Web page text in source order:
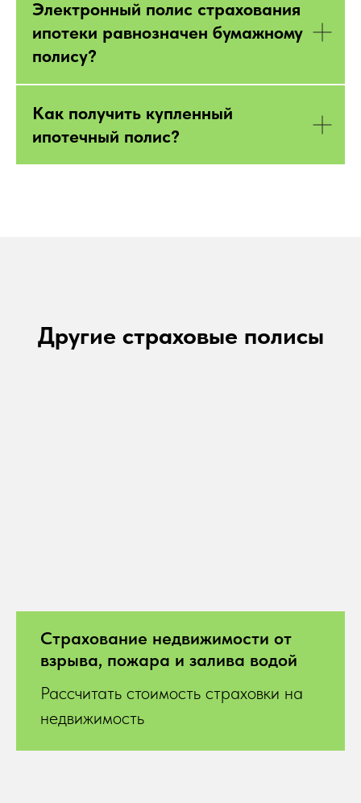
Электронный полис страхования
ипотеки равнозначен бумажному
полису?
Как получить купленный
ипотечный полис?
Другие страховые полисы
Страхование недвижимости от
взрыва, пожара и залива водой
Рассчитать стоимость страховки на
недвижимость